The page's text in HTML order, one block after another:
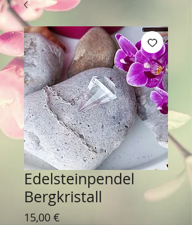
Edelsteinpendel
Bergkristall
15,00 €